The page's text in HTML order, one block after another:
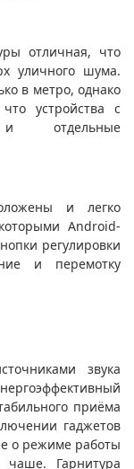
отличная, что
уличного шума.
в метро, однако
устройства с
и отдельные
и легко
Android-
регулировки
и перемотку
звука
приёма
гаджетов
о режиме работы
чаше. Гарнитура